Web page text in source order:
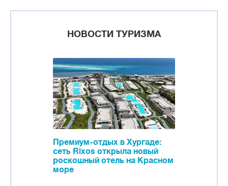
НОВОСТИ ТУРИЗМА
Премиум-отдых в Хургаде:
сеть Rixos открыла новый
роскошный отель на Красном
море